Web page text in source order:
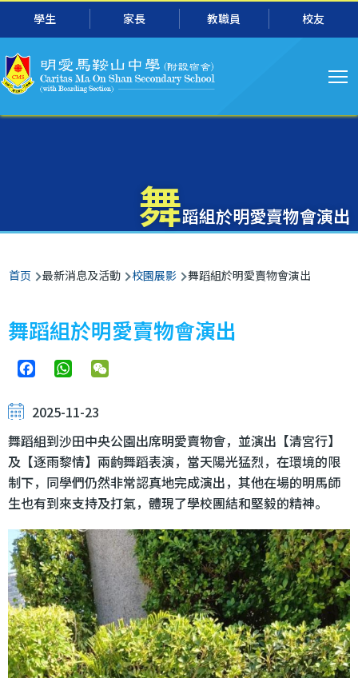
跳转到主要内容
學生 家長 教職員 校友
导
航
舞蹈組於明愛賣物會演出
面
包
屑
首页 最新消息及活動 校園展影 舞蹈組於明愛賣物會演出
舞蹈組於明愛賣物會演出
FacebookWhatsApp
2025-11-23
舞蹈組到沙田中央公園出席明愛賣物會，並演出【清宮行】
及【逐雨黎情】兩齣舞蹈表演，當天陽光猛烈，在環境的限
制下，同學們仍然非常認真地完成演出，其他在場的明馬師
生也有到來支持及打氣，體現了學校團結和堅毅的精神。